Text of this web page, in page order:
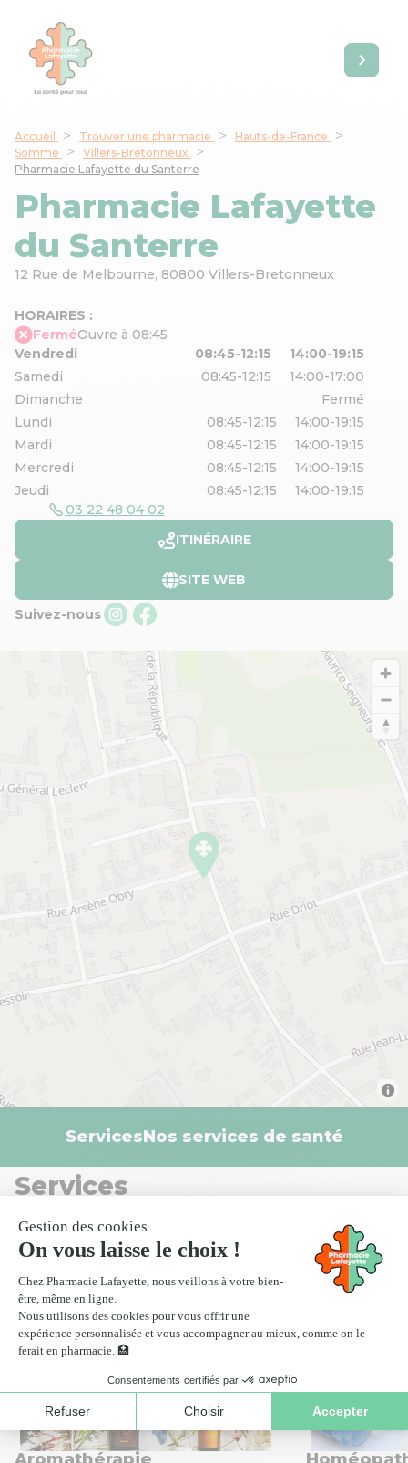
Accueil Trouver une pharmacie
Hauts-de-France
Somme
Villers-Bretonneux
Pharmacie Lafayette du Santerre
Pharmacie Lafayette
du Santerre
12 Rue de Melbourne, 80800 Villers-Bretonneux
HORAIRES :
FerméOuvre à 08:45
Vendredi
08:45-12:15
14:00-19:15
Samedi
08:45-12:15
14:00-17:00
Dimanche
Fermé
Lundi
08:45-12:15
14:00-19:15
Mardi
08:45-12:15
14:00-19:15
Mercredi
08:45-12:15
14:00-19:15
Jeudi
08:45-12:15
14:00-19:15
03 22 48 04 02
ITINÉRAIRE
SITE WEB
Suivez-nous
ServicesNos services de santé
Services
Scan ordonnance
Nos services de santé